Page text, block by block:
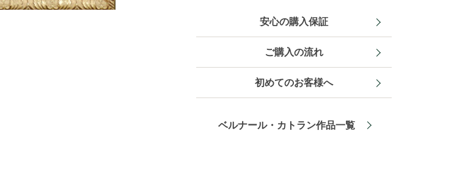
安心の購入保証
ご購入の流れ
初めてのお客様へ
ベルナール・カトラン作品一覧